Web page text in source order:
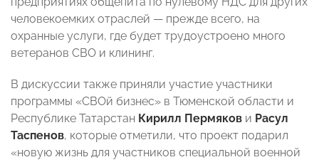
человекоемких отраслей — прежде всего, на
охранные услуги, где будет трудоустроено много
ветеранов СВО и клининг.
В дискуссии также приняли участие участники
программы «СВОй бизнес» в Тюменской области и
Республике Татарстан Кирилл Пермяков и Расул
Таспенов, которые отметили, что проект подарил
«новую жизнь для участников специальной военной